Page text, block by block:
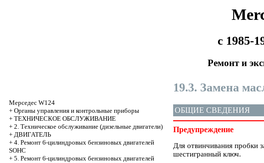
с 1985-
Ремонт и
Мерседес W124
+ Органы управления и контрольные приборы
+ ТЕХНИЧЕСКОЕ ОБСЛУЖИВАНИЕ
+ 2. Техническое обслуживание (дизельные двигатели)
+ ДВИГАТЕЛЬ
+ 4. Ремонт 6-цилиндровых бензиновых двигателей
SOHC
+ 5. Ремонт 6-цилиндровых бензиновых двигателей
19.3. Замена
ОБЩИЕ СВЕДЕНИЯ
Предупреждение
Для отвинчивания пробки
шестигранный ключ.